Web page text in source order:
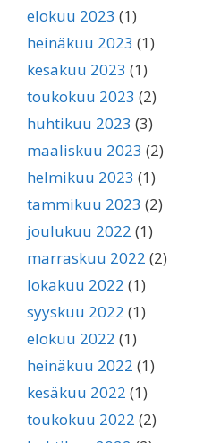
elokuu 2023 (1)
heinäkuu 2023 (1)
kesäkuu 2023 (1)
toukokuu 2023 (2)
huhtikuu 2023 (3)
maaliskuu 2023 (2)
helmikuu 2023 (1)
tammikuu 2023 (2)
joulukuu 2022 (1)
marraskuu 2022 (2)
lokakuu 2022 (1)
syyskuu 2022 (1)
elokuu 2022 (1)
heinäkuu 2022 (1)
kesäkuu 2022 (1)
toukokuu 2022 (2)